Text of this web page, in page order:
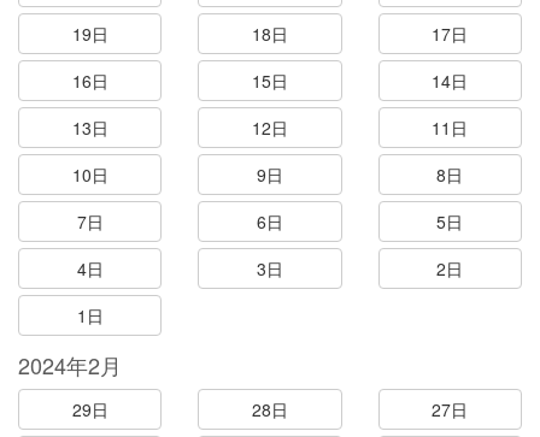
19日
18日
17日
16日
15日
14日
13日
12日
11日
10日
9日
8日
7日
6日
5日
4日
3日
2日
1日
2024年2月
29日 28日
27日